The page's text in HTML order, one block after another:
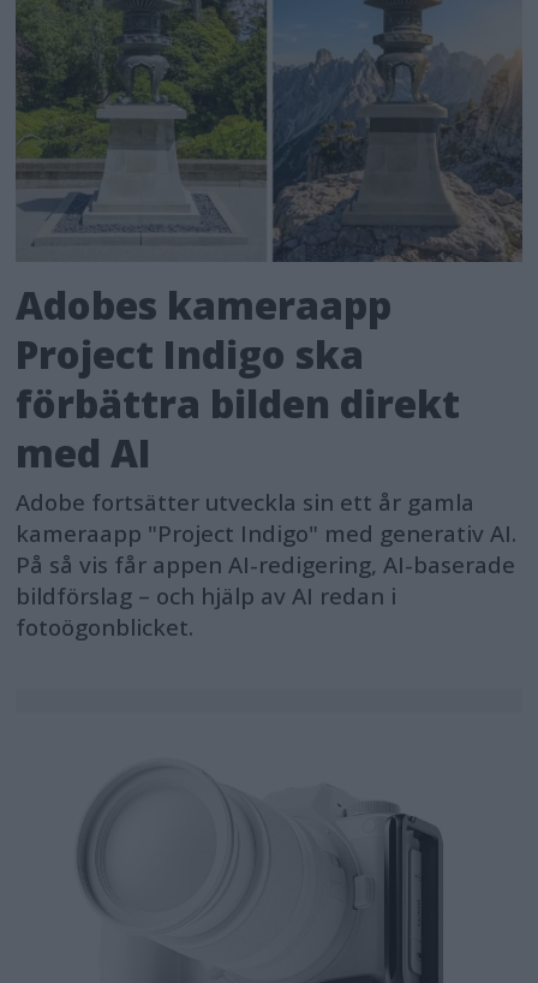
Adobes kameraapp
Project Indigo ska
förbättra bilden direkt
med AI
Adobe fortsätter utveckla sin ett år gamla
kameraapp "Project Indigo" med generativ AI.
På så vis får appen AI-redigering, AI-baserade
bildförslag – och hjälp av AI redan i
fotoögonblicket.